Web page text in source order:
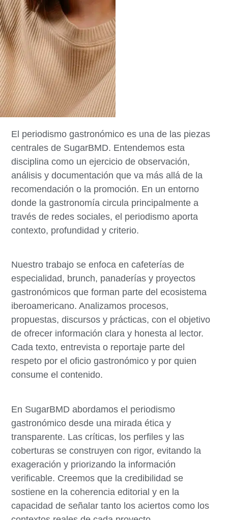
El periodismo gastronómico es una de las piezas
centrales de SugarBMD. Entendemos esta
disciplina como un ejercicio de observación,
análisis y documentación que va más allá de la
recomendación o la promoción. En un entorno
donde la gastronomía circula principalmente a
través de redes sociales, el periodismo aporta
contexto, profundidad y criterio.
Nuestro trabajo se enfoca en cafeterías de
especialidad, brunch, panaderías y proyectos
gastronómicos que forman parte del ecosistema
iberoamericano. Analizamos procesos,
propuestas, discursos y prácticas, con el objetivo
de ofrecer información clara y honesta al lector.
Cada texto, entrevista o reportaje parte del
respeto por el oficio gastronómico y por quien
consume el contenido.
En SugarBMD abordamos el periodismo
gastronómico desde una mirada ética y
transparente. Las críticas, los perfiles y las
coberturas se construyen con rigor, evitando la
exageración y priorizando la información
verificable. Creemos que la credibilidad se
sostiene en la coherencia editorial y en la
capacidad de señalar tanto los aciertos como los